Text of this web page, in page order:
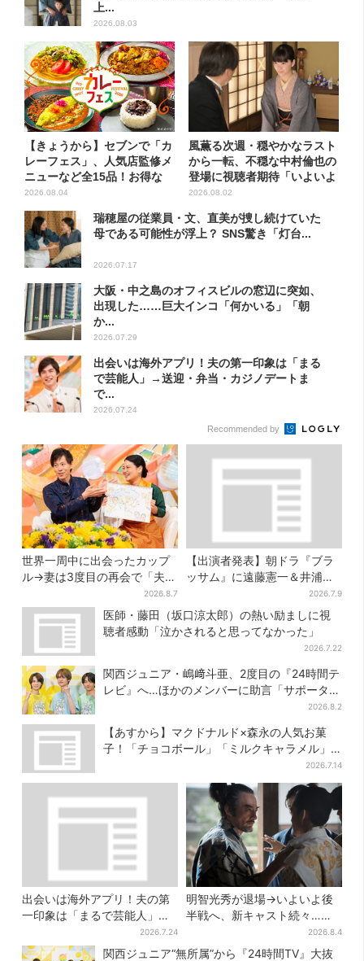
上...
2026.08.03
【きょうから】セブンで「カ
レーフェス」、人気店監修メ
ニューなど全15品！お得な
割...
2026.08.04
風薫る次週・穏やかなラスト
から一転、不穏な中村倫也の
登場に視聴者期待「いよいよ
登...
2026.08.02
瑞穂屋の従業員・文、直美が捜し続けていた
母である可能性が浮上？ SNS驚き「灯台...
2026.07.17
大阪・中之島のオフィスビルの窓辺に突如、
出現した……巨大インコ「何かいる」「朝
か...
2026.07.29
出会いは海外アプリ！夫の第一印象は「まる
で芸能人」→送迎・弁当・カジノデートま
で...
2026.07.24
Recommended by
世界一周中に出会ったカップ
ル→妻は3度目の再会で「夫の
顔の良さを認識」ジョージア
の酒場で急接近
2026.8.7
【出演者発表】朝ドラ『ブラ
ッサム』に遠藤憲一＆井浦
新、SNS期待の声「キャステ
ィング神！」
2026.7.9
医師・藤田（坂口涼太郎）の熱い励ましに視
聴者感動「泣かされると思ってなかった」
2026.7.22
関西ジュニア・嶋﨑斗亜、2度目の『24時間テ
レビ』へ…ほかのメンバーに助言「サポーター
2026.8.2
【あすから】マクドナルド×森永の人気お菓
子！「チョコボール」「ミルクキャラメル」
があのスイーツに変身…6年ぶり復活シェイク
も
2026.7.14
出会いは海外アプリ！夫の第
一印象は「まるで芸能人」→
送迎・弁当・カジノデートま
で…結婚前に尽くしまくり
2026.7.24
明智光秀が退場→いよいよ後
半戦へ、新キャスト続々…
「豊臣兄弟！」振り返り＆第
30回あらすじ
2026.8.4
関西ジュニア“無所属”から『24時間TV』大抜